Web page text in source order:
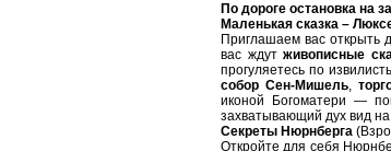
По дороге остановка на
Маленькая сказка –
Приглашаем вас открыть
вас ждут живописные
прогуляетесь по
собор Сен-Мишель,
иконой Богоматери —
захватывающий дух вид
Секреты Нюрнберга
Откройте для себя